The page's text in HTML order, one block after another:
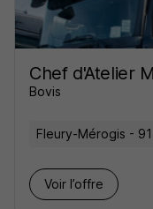
Chef d'Atelier
Bovis
Fleury-Mérogis - 91
Voir l’offre